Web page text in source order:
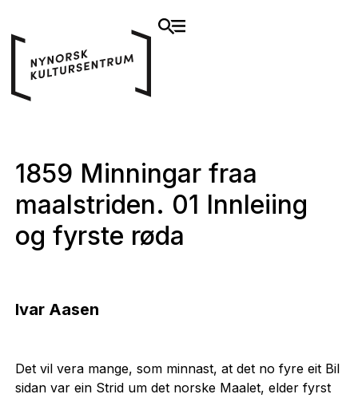
1859 Minningar fraa
maalstriden. 01 Innleiing
og fyrste røda
Ivar Aasen
Det vil vera mange, som minnast, at det no fyre eit Bil
sidan var ein Strid um det norske Maalet, elder fyrst